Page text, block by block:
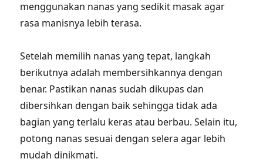
menggunakan nanas yang sedikit masak agar
rasa manisnya lebih terasa.
Setelah memilih nanas yang tepat, langkah
berikutnya adalah membersihkannya dengan
benar. Pastikan nanas sudah dikupas dan
dibersihkan dengan baik sehingga tidak ada
bagian yang terlalu keras atau berbau. Selain itu,
potong nanas sesuai dengan selera agar lebih
mudah dinikmati.